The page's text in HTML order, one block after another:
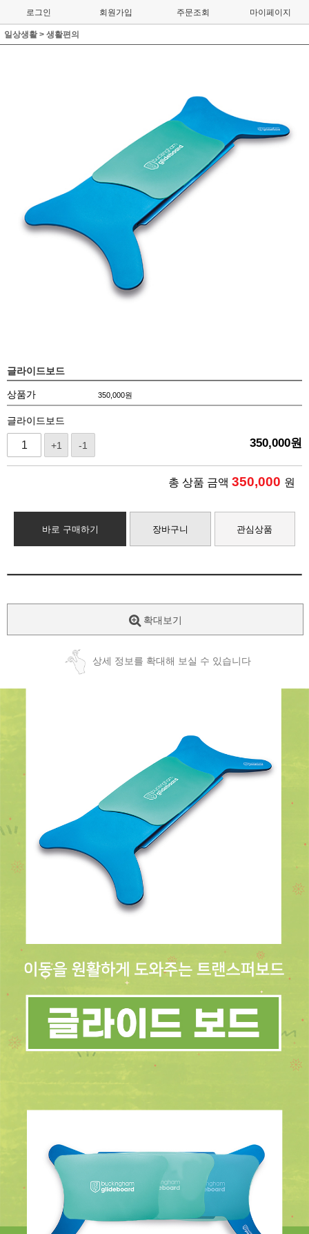
로그인 회원가입 주문조회 마이페이지
일상생활> 생활편의
글라이드보드
상품가 350,000원
글라이드보드
+1 -1 350,000원
총 상품 금액 350,000 원
바로 구매하기 장바구니 관심상품
확대보기
상세 정보를 확대해 보실 수 있습니다